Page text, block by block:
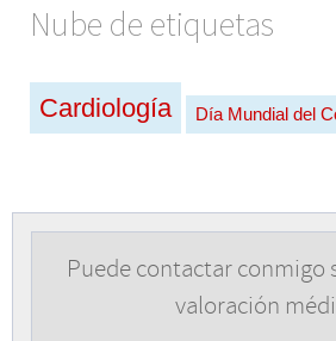
Nube de etiquetas
Cardiología Día Mundial del
Puede contactar conmigo
valoración